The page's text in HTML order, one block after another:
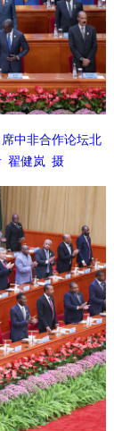
中非合作论坛北
翟健岚 摄